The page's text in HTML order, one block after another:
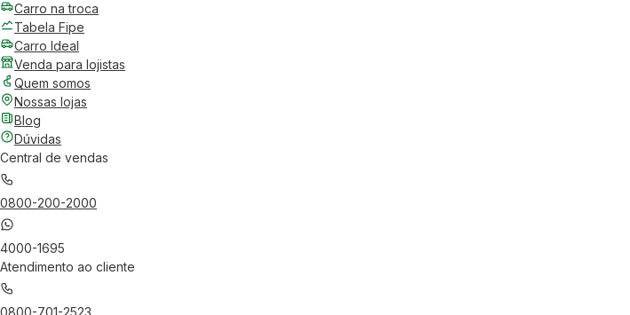
Carro na troca
Tabela Fipe
Carro Ideal
Venda para lojistas
Quem somos
Nossas lojas
Blog
Dúvidas
Central de vendas
0800-200-2000
4000-1695
Atendimento ao cliente
0800-701-2523